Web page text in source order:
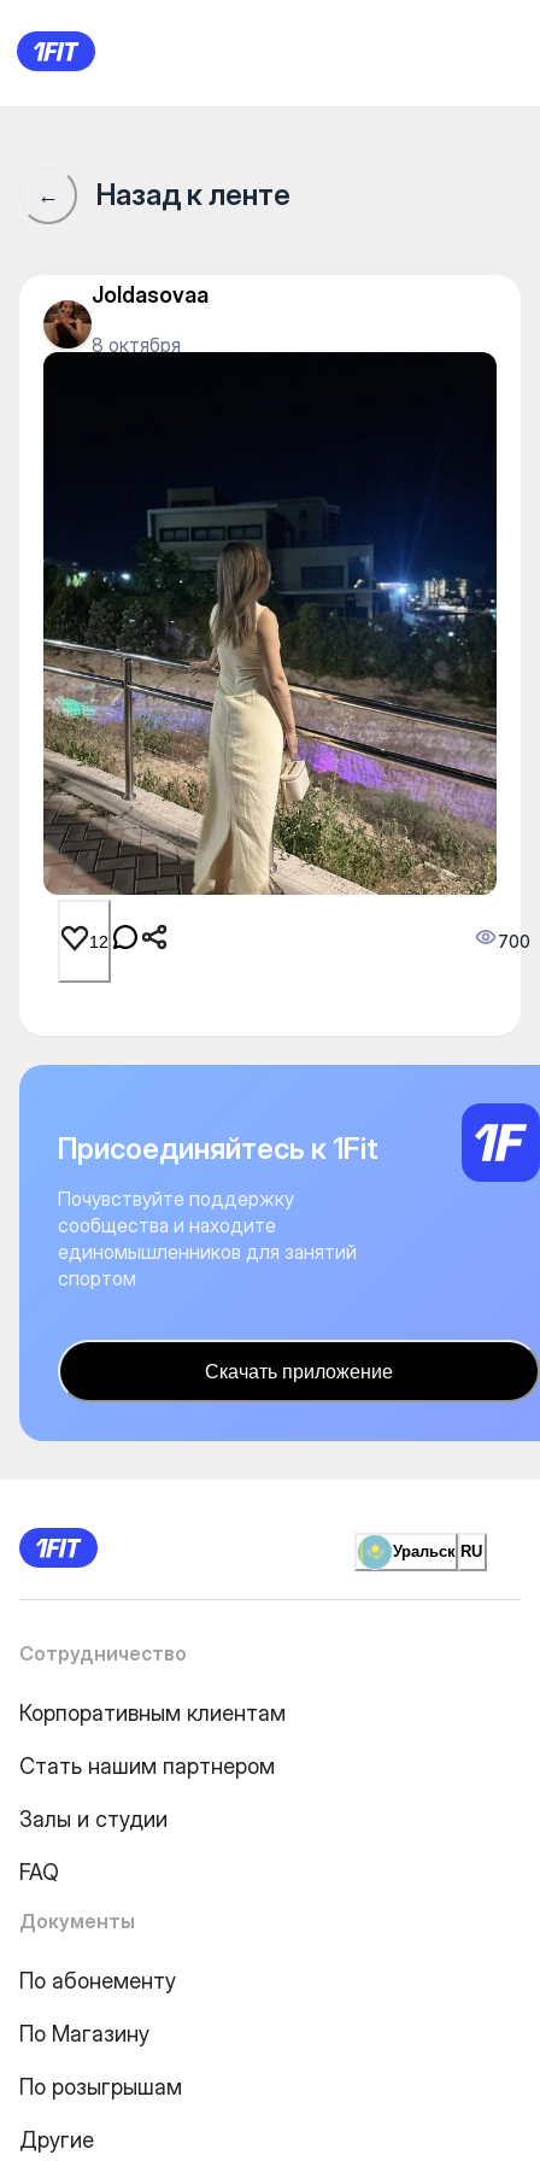
Сообщество 1Fit · 1Fit
← Назад к ленте
Joldasovaa
8 октября
12 700
Присоединяйтесь к 1Fit
Почувствуйте поддержку
сообщества и находите
единомышленников для занятий
спортом
Скачать приложение
Уральск RU
Сотрудничество
Корпоративным клиентам
Стать нашим партнером
Залы и студии
FAQ
Документы
По абонементу
По Магазину
По розыгрышам
Другие